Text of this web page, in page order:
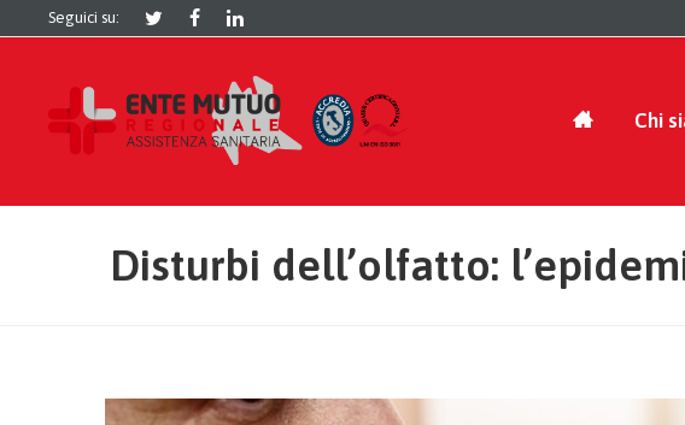
Seguici su:
Chi
Disturbi dell’olfatto: